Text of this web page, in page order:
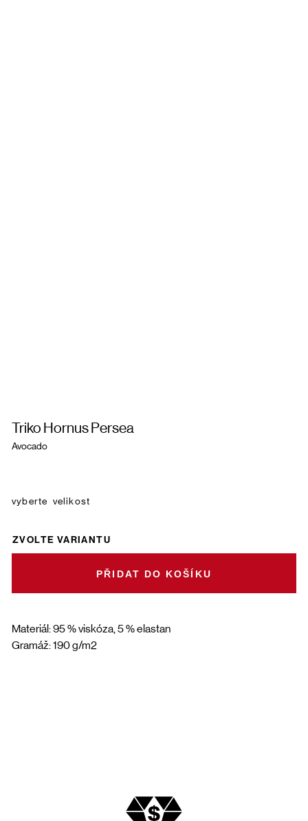
Triko Hornus Persea
Avocado
Materiál: 95 % viskóza, 5 % elastan
Gramáž: 190 g/m2
velikost
ZVOLTE VARIANTU
DO KOŠÍKU